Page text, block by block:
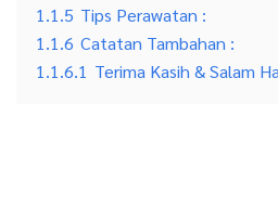
1.1.5 Tips Perawatan :
1.1.6 Catatan Tambahan :
1.1.6.1 Terima Kasih & Salam